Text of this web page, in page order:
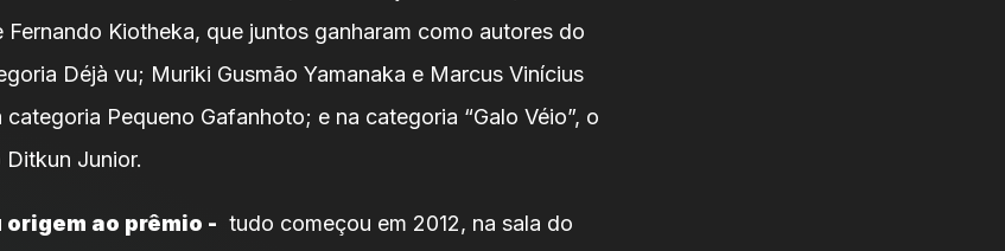
Kiotheka, que juntos ganharam como autores do
Déjà vu; Muriki Gusmão Yamanaka e Marcus Vinícius
categoria Pequeno Gafanhoto; e na categoria “Galo Véio”, o
Junior.
origem ao prêmio - tudo começou em 2012, na sala do